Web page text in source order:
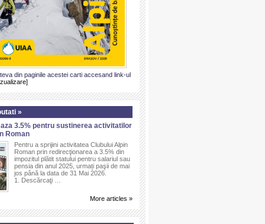
din paginile acestei carti accesand link-ul
»
3.5% pentru sustinerea activitatilor
Roman
Pentru a sprijini activitatea Clubului Alpin
Roman prin redirecţionarea a 3.5% din
impozitul plătit statului pentru salariul sau
pensia din anul 2025, urmați paşii de mai
jos până la data de 31 Mai 2026.
1. Descărcaţi …
More articles »